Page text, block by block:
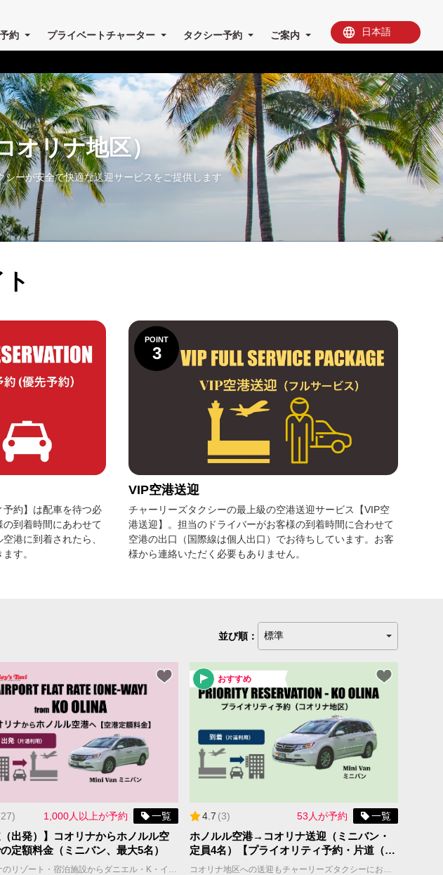
約 プライベートチャーター タクシー予約 ご案内
オリナ地区）
ーが安全で快適な送迎サービスをご提供します
約】は配車を待つ必
到着時間にあわせて
港に到着されたら、
す。
POINT
3
VIP空港送迎
チャーリーズタクシーの最上級の空港送迎サービス【VIP空
港送迎】。担当のドライバーがお客様の到着時間に合わせて
空港の出口（国際線は個人出口）でお待ちしています。お客
様から連絡いただく必要もありません。
並び順：
27) 1,000人以上が予約 一覧
（出発）】コオリナからホノルル空
定額料金（ミニバン、最大5名）
コオリナのリゾート・宿泊施設からダニエル・K・イノウエ国際空港（ホノルル空港）へチャーリーズ・タクシーの定額プライベート空港送迎サービスで、プライベートかつ快適な移動をお楽しみください。 << 出発専用 >> 当商品はホテルからホノルル空港への出発専用のサービスです 当社の広々としたミニバンは最大5名様ご乗車可能で（スーツケースと手荷物をおひとり様ひとつずつお持ち込みいただけます）、快適な移動ができることを保証します。また、渋滞などの交通状況に関係なく定額料金が適用されるため、追加チャージの心配もありません。 【重要】 ・定額料金にチップ(18%)・予約手数料(9%)は含まれておらず、決済画面で加算されます。 ・定額料金商品は事前に割り当てられたものではなく、リクエストに応じて提供されるため、ピックアップ時間が保証されるものではありません。 ・ご予約後はキャンセル料の対象となりますので、フライトや宿泊場所の確定後にご予約ください。 ・需要が高いため、お早めのご予約を強くお勧めいたします。 *コオリナの宿泊施設がリストされていない場合や予約に関する質問がありましたら、お気軽に jsd@charleystaxi.com までご連絡ください。
おすすめ
4.7 (3) 53人が予約 一覧
ホノルル空港→コオリナ送迎（ミニバン・
定員4名）【プライオリティ予約・片道（到
着）】
コオリナ地区への送迎もチャーリーズタクシーにお任せくださいプライオリティ予約（優先予約）なら、空港からホテルへ快適かつ早く移動できます。ハワイ旅行をストレスなく、スムーズにスタートしましょう。 チャーリーズタクシーのプライオリティ予約は、お客様のグループを担当するドライバーがあらかじめ割り当てられるので、待ち時間がほとんどありません。 ご利用日の2週間前に担当ドライバーの名前と連絡先をお伝えします。 ホノルル空港到着日、担当のドライバーはお客様のフライトに合わせて近くに待機し、お客様からの連絡をお待ちしています。 ＊当サービスはお客様全員が同じ航空便で到着される前提です。同じ時間帯の異なる航空便で到着される場合は到着時間の遅い便をご記入ください。 車両＆乗車案内 ・車種：ミニバン ・乗車人数：4名まで（乳幼児含む） ・機内持ち込み手荷物（ハンドバッグ、機内持ち込み用キャリーバッグなど）の数：車両1台につき合計4個まで ・お預け手荷物（スーツケース、折り畳みの車椅子やベビーカーなど）＋大型荷物（自転車、ゴルフバッグ、サーフボードなど）の数：車両1台につき合計4個まで。 ＊大型荷物には超過料金がかかりますので、追加オプションよりお選びください。大型荷物の上限は2個までとなります。